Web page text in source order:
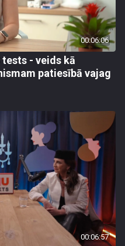
00:06:06
- veids kā
patiesībā vajag
00:06:57